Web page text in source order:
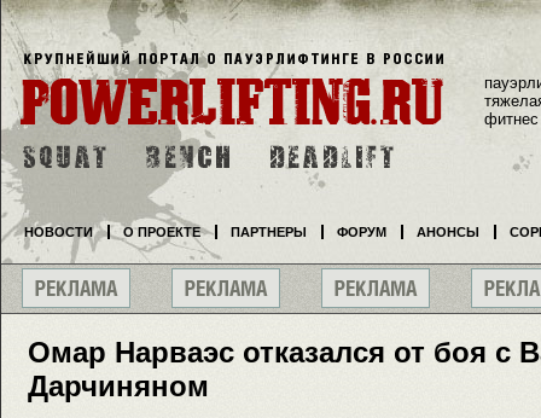
Омар Нарваэс отказался от боя с
Дарчиняном
фитнес
НОВОСТИ О ПРОЕКТЕ ПАРТНЕРЫ ФОРУМ АНОНСЫ